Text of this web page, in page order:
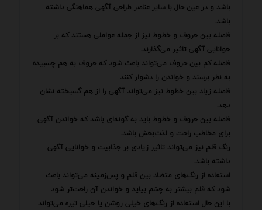
باشد و در عین حال با سایر عناصر طراحی آگهی هماهنگی داشته
باشد.
فاصله بین حروف و خطوط نیز از جمله عواملی هستند که بر
خوانایی آگهی تاثیر می‌گذارند.
فاصله کم بین حروف می‌تواند باعث شود که حروف به هم چسبیده
به نظر برسند و خواندن را دشوار کنند.
فاصله زیاد بین خطوط نیز می‌تواند آگهی را از هم گسیخته نشان
دهد.
فاصله بین حروف و خطوط باید به گونه‌ای باشد که خواندن آگهی
برای مخاطب راحت و لذت‌بخش باشد.
رنگ قلم نیز می‌تواند تاثیر زیادی بر جذابیت و خوانایی آگهی
داشته باشد.
استفاده از رنگ‌های متضاد بین قلم و پس‌زمینه می‌تواند باعث
شود که قلم بیشتر به چشم بیاید و خواندن آن راحت‌تر شود.
با این حال استفاده از رنگ‌های خیلی روشن یا خیلی تیره می‌تواند